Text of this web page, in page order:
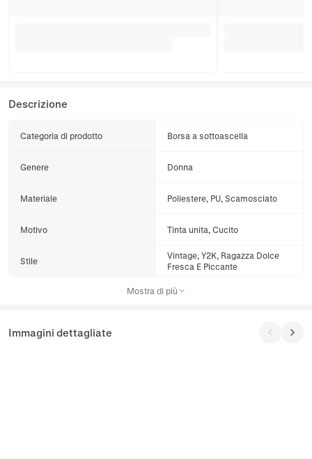
Descrizione
Categoria di prodotto Borsa a sottoascella
Genere Donna
Materiale Poliestere, PU, Scamosciato
Motivo Tinta unita, Cucito
Stile
Vintage, Y2K, Ragazza Dolce
Fresca E Piccante
Mostra di più
Immagini dettagliate